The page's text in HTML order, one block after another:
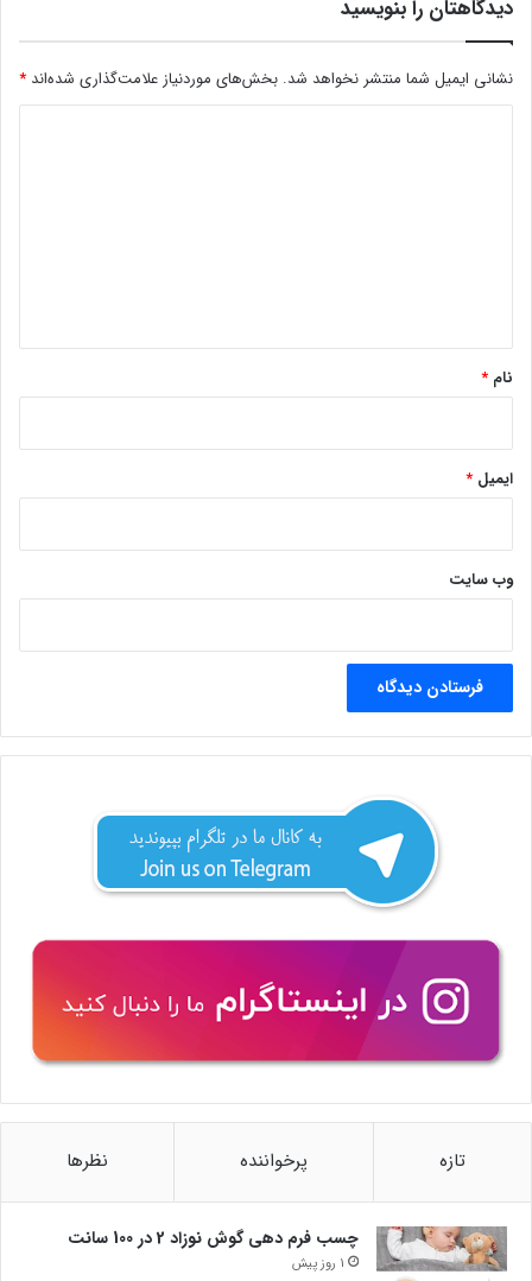
دیدگاهتان را بنویسید
نشانی ایمیل شما منتشر نخواهد شد. بخش‌های موردنیاز علامت‌گذاری شده‌اند *
نام *
ایمیل *
وب‌ سایت
تازه پرخواننده نظرها
چسب فرم دهی گوش نوزاد 2 در 100 سانت
1 روز پیش